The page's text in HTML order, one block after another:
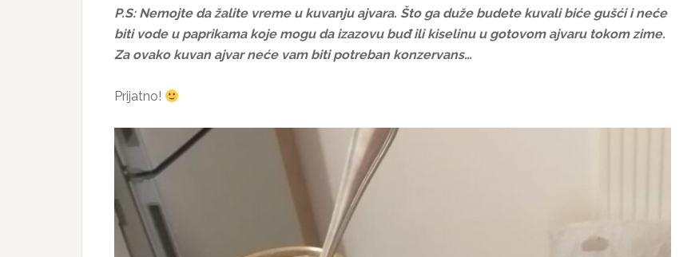
P.S: Nemojte da žalite vreme u kuvanju ajvara. Što ga duže budete kuvali biće gušći i neće
biti vode u paprikama koje mogu da izazovu buđ ili kiselinu u gotovom ajvaru tokom zime.
Za ovako kuvan ajvar neće vam biti potreban konzervans…
Prijatno!